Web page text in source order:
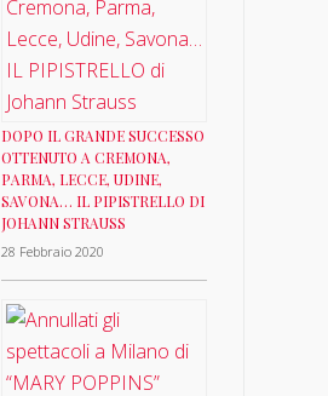
DOPO IL GRANDE SUCCESSO
OTTENUTO A CREMONA,
PARMA, LECCE, UDINE,
SAVONA… IL PIPISTRELLO DI
JOHANN STRAUSS
28 Febbraio 2020